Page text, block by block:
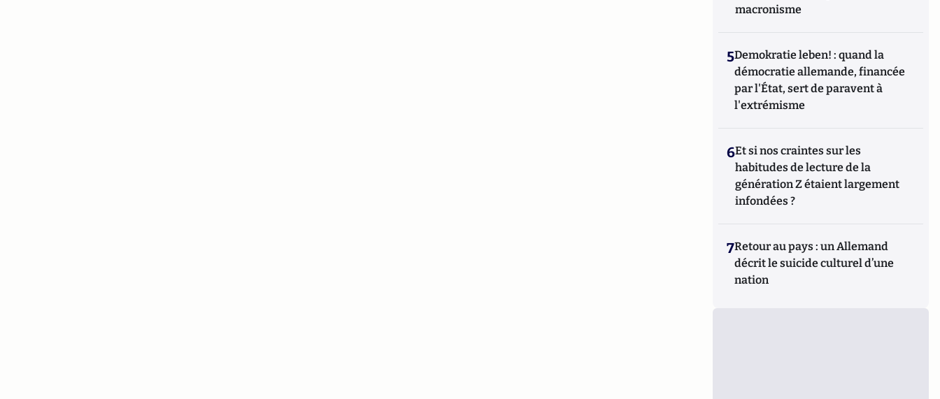
macronisme
5Demokratie leben! : quand la
démocratie allemande, financée
par l'État, sert de paravent à
l'extrémisme
6Et si nos craintes sur les
habitudes de lecture de la
génération Z étaient largement
infondées ?
7Retour au pays : un Allemand
décrit le suicide culturel d’une
nation